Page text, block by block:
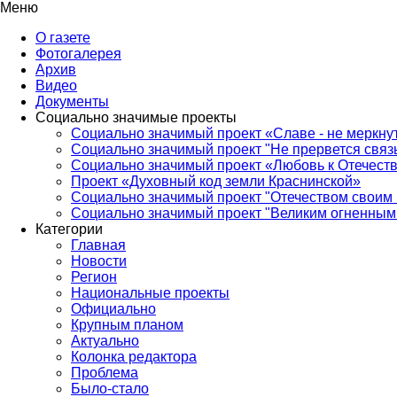
Меню
О газете
Фотогалерея
Архив
Видео
Документы
Социально значимые проекты
Социально значимый проект «Славе - не
Социально значимый проект "Не прервется
Социально значимый проект «Любовь к
Проект «Духовный код земли Краснинской»
Социально значимый проект "Отечеством своим
Социально значимый проект "Великим
Категории
Главная
Новости
Регион
Национальные проекты
Официально
Крупным планом
Актуально
Колонка редактора
Проблема
Было-стало